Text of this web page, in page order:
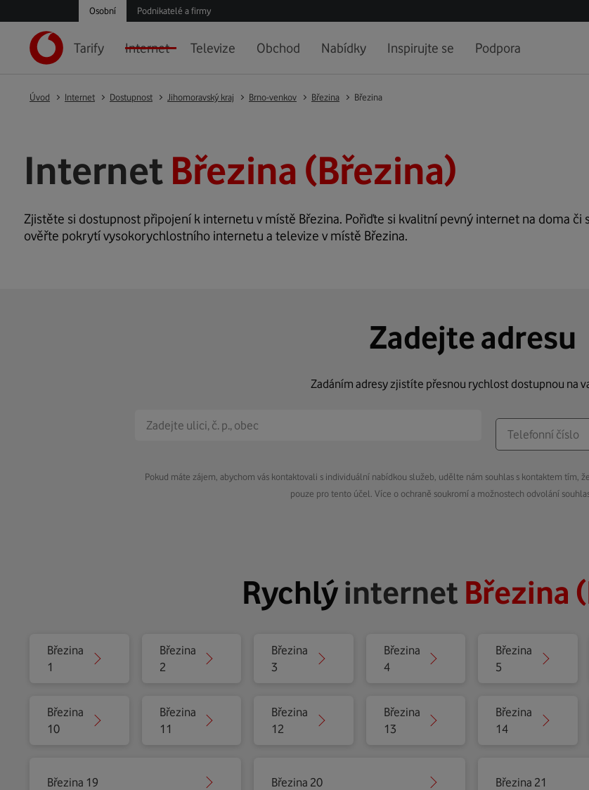
Osobní Podnikatelé a firmy
Tarify Internet Televize Obchod Nabídky Inspirujte se Podpora
Úvod Internet Dostupnost Jihomoravský kraj Brno-venkov Březina Březina
Internet Březina (Březina)
Zjistěte si dostupnost připojení k internetu v místě Březina. Pořiďte si kvalitní pevný internet na doma či
ověřte pokrytí vysokorychlostního internetu a televize v místě Březina.
Zadejte adresu
Zadáním adresy zjistíte přesnou rychlost dostupnou na
Pokud máte zájem, abychom vás kontaktovali s individuální nabídkou služeb, udělte nám souhlas s kontaktem tím,
pouze pro tento účel. Více o ochraně soukromí a možnostech odvolání
Rychlýinternet Březina
Březina
1
Březina
2
Březina
3
Březina
4
Březina
5
Březina
10
Březina
11
Březina
12
Březina
13
Březina
14
Březina 19 Březina 20 Březina 21